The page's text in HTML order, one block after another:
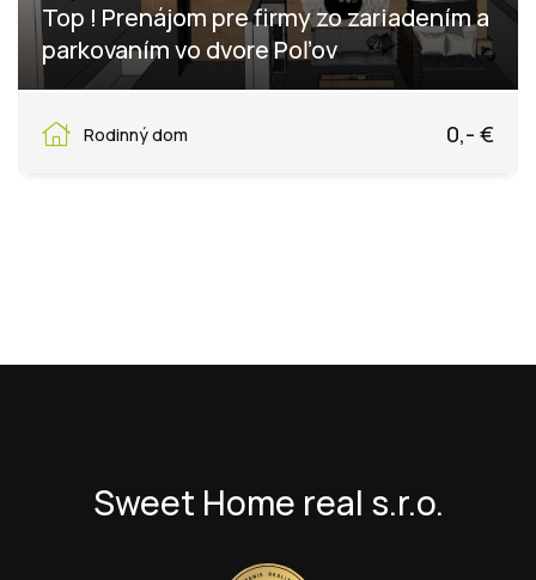
Top ! Prenájom pre firmy zo zariadením a
parkovaním vo dvore Poľov
Rodinný dom
0,- €
Sweet Home real s.r.o.